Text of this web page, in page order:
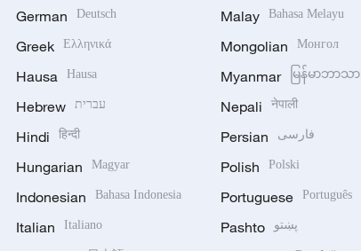
German Deutsch
Greek Ελληνικά
Hausa Hausa
Hebrew עברית
Hindi हिन्दी
Hungarian Magyar
Indonesian Bahasa Indonesia
Italian Italiano
Malay Bahasa Melayu
Mongolian Монгол
Myanmar မြန်မာဘာသာ
Nepali नेपाली
Persian فارسی
Polish Polski
Portuguese Português
Pashto پښتو